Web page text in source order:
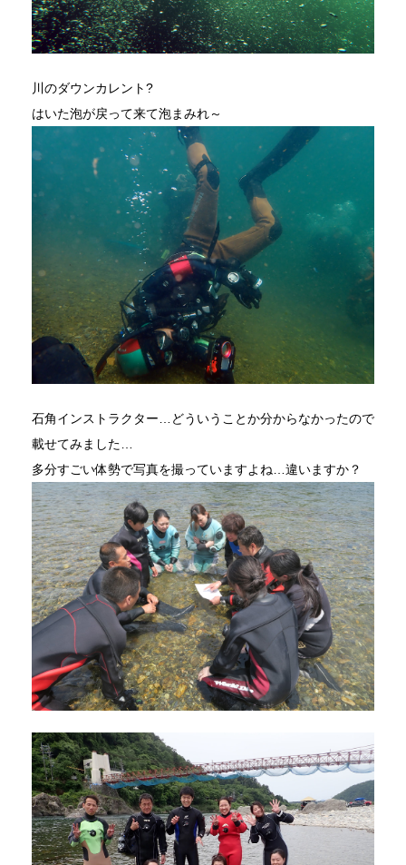
川のダウンカレント?
はいた泡が戻って来て泡まみれ～
石角インストラクター…どういうことか分からなかったので
載せてみました…
多分すごい体勢で写真を撮っていますよね…違いますか？